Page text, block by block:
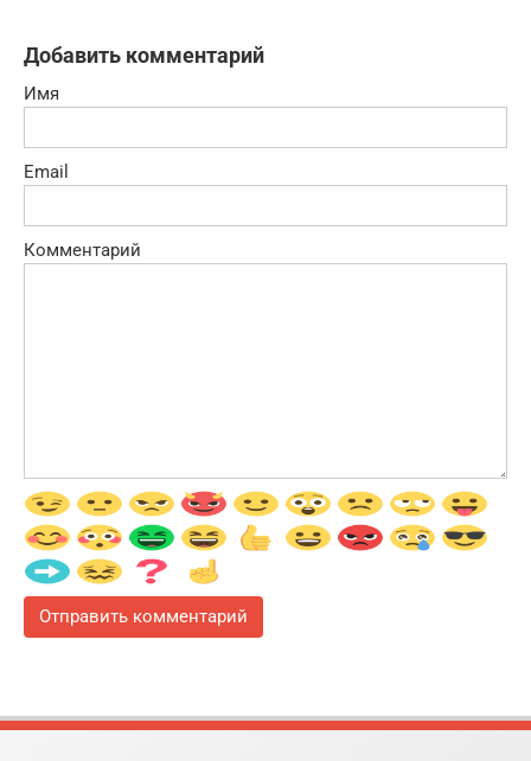
Добавить комментарий
Имя
Email
Комментарий